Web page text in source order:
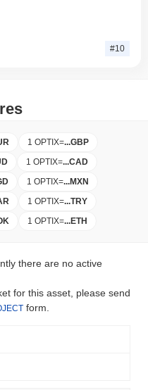
#10
1 OPTIX=...GBP
1 OPTIX=...CAD
1 OPTIX=...MXN
1 OPTIX=...TRY
1 OPTIX=...ETH
there are no active
for this asset, please send
form.